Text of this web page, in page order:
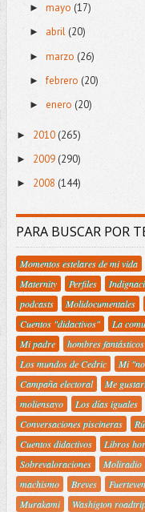
► mayo (17)
► abril(20)
► marzo (26)
►febrero (20)
► enero (20)
► 2010(265)
► 2009 (290)
► 2008 (144)
PARA BUSCAR POR
Momentos estelares de mi vida
Maternity
Perfiles
podcasts
Molidocumentales
Cuentos "didactivos"
La
Mi padre
hombres fantásticos
Los mundos de Cedric
Mi
Campaña electoral
Me
moliensayo
Los días iguales
Conversaciones piscineras
Cuentos didactivos
Libros
Sobrevaloraciones
Moliradio
machismo
Breves
Murakami
Washigton